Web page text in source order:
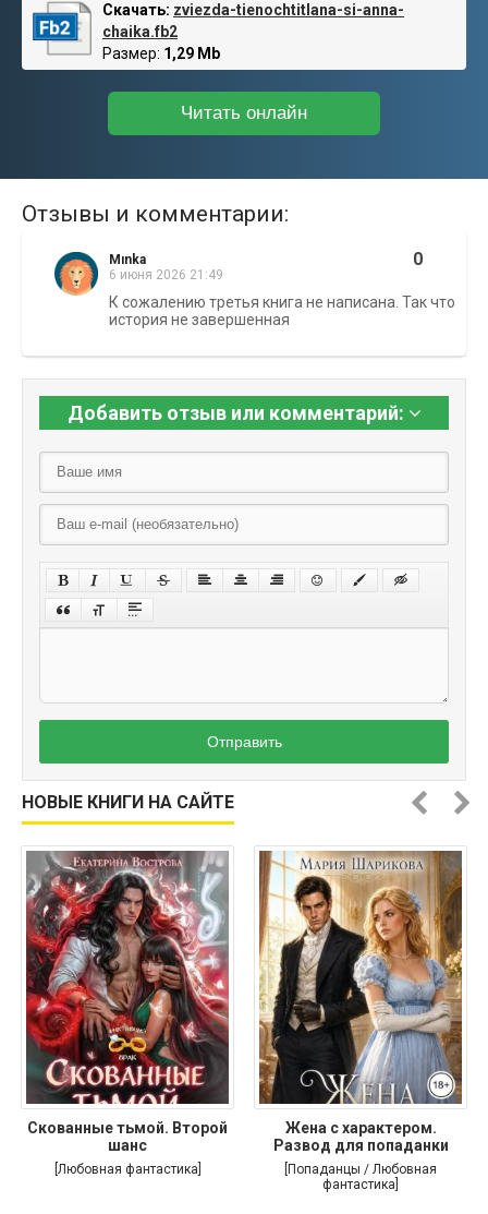
Скачать: zviezda-tienochtitlana-si-anna-
chaika.fb2
Размер: 1,29 Mb
Читать онлайн
Отзывы и комментарии:
Mınka
6 июня 2026 21:49
0
К сожалению третья книга не написана. Так что
история не завершенная
Добавить отзыв или комментарий:
Отправить
НОВЫЕ КНИГИ НА САЙТЕ
Скованные тьмой. Второй
шанс
[Любовная фантастика]
Жена с характером.
Развод для попаданки
[Попаданцы / Любовная
фантастика]